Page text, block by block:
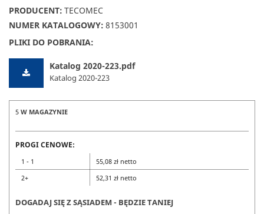
PRODUCENT: TECOMEC
NUMER KATALOGOWY: 8153001
PLIKI DO POBRANIA:
Katalog 2020-223.pdf
Katalog 2020-223
5 W MAGAZYNIE
PROGI CENOWE:
1 - 1
55,08 zł netto
2+
52,31 zł netto
DOGADAJ SIĘ Z SĄSIADEM - BĘDZIE TANIEJ